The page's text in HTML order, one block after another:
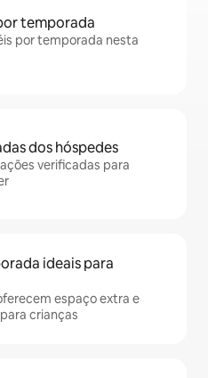
temporada
por temporada nesta
dos hóspedes
verificadas para
ideais para
espaço extra e
crianças